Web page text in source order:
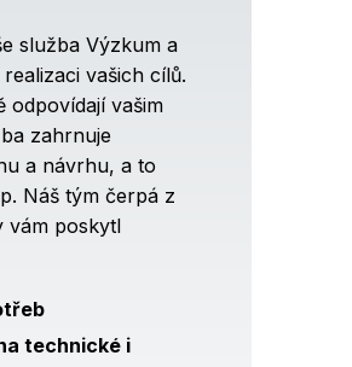
služba Výzkum a
realizaci vašich cílů.
odpovídají vašim
zahrnuje
a návrhu, a to
Náš tým čerpá z
vám poskytl
technické i